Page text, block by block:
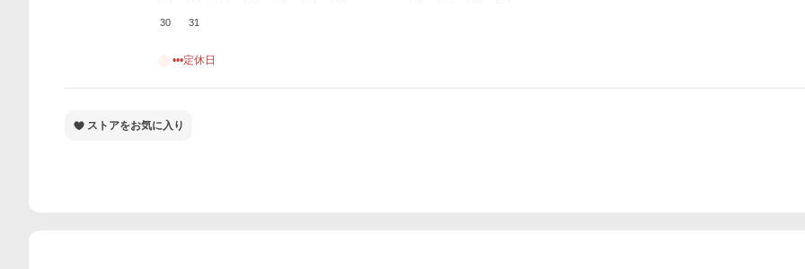
30 31
•••定休日
ストアをお気に入り